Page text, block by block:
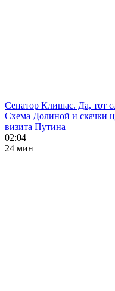
Сенатор Клишас. Да, тот
Схема Долиной и скачки
визита Путина
02:04
24 мин